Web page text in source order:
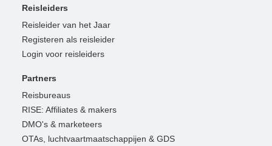
Reisleiders
Reisleider van het Jaar
Registeren als reisleider
Login voor reisleiders
Partners
Reisbureaus
RISE: Affiliates & makers
DMO's & marketeers
OTAs, luchtvaartmaatschappijen & GDS